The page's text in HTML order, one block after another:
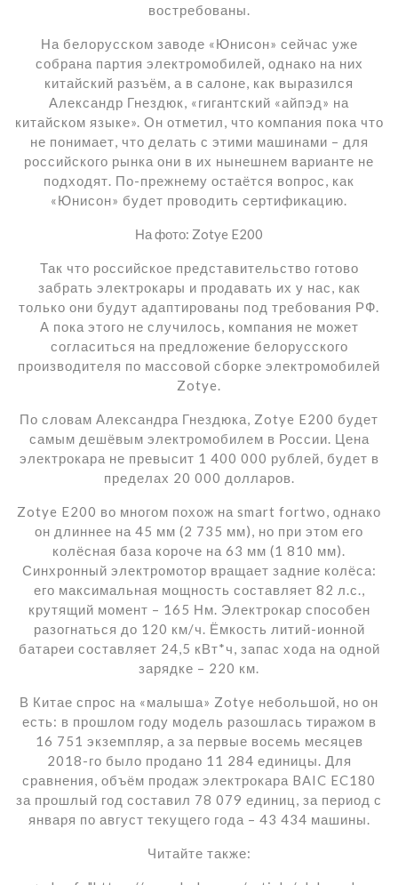
востребованы.
На белорусском заводе «Юнисон» сейчас уже
собрана партия электромобилей, однако на них
китайский разъём, а в салоне, как выразился
Александр Гнездюк, «гигантский «айпэд» на
китайском языке». Он отметил, что компания пока что
не понимает, что делать с этими машинами – для
российского рынка они в их нынешнем варианте не
подходят. По-прежнему остаётся вопрос, как
«Юнисон» будет проводить сертификацию.
На фото: Zotye E200
Так что российское представительство готово
забрать электрокары и продавать их у нас, как
только они будут адаптированы под требования РФ.
А пока этого не случилось, компания не может
согласиться на предложение белорусского
производителя по массовой сборке электромобилей
Zotye.
По словам Александра Гнездюка, Zotye E200 будет
самым дешёвым электромобилем в России. Цена
электрокара не превысит 1 400 000 рублей, будет в
пределах 20 000 долларов.
Zotye E200 во многом похож на smart fortwo, однако
он длиннее на 45 мм (2 735 мм), но при этом его
колёсная база короче на 63 мм (1 810 мм).
Синхронный электромотор вращает задние колёса:
его максимальная мощность составляет 82 л.с.,
крутящий момент – 165 Нм. Электрокар способен
разогнаться до 120 км/ч. Ёмкость литий-ионной
батареи составляет 24,5 кВт*ч, запас хода на одной
зарядке – 220 км.
В Китае спрос на «малыша» Zotye небольшой, но он
есть: в прошлом году модель разошлась тиражом в
16 751 экземпляр, а за первые восемь месяцев
2018-го было продано 11 284 единицы. Для
сравнения, объём продаж электрокара BAIC EC180
за прошлый год составил 78 079 единиц, за период с
января по август текущего года – 43 434 машины.
Читайте также: